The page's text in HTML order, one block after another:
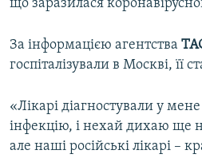
що заразилася
За інформацією агентства
госпіталізували в Москві, її
«Лікарі діагностували у
інфекцію, і нехай дихаю ще
але наші російські лікарі –